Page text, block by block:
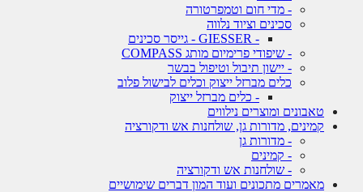
- מדי חום וטמפרטורה
סכינים וציוד נלווה
- שיפודי פרימיום מותג COMPASS
- יישון תיבול וטיפול בבשר
כלים מברזל ייצוק וכלים לבישול פלוב
- כלים מברזל ייצוק
טאבונים ומוצרים נילווים
קמינים, מדורות גן, שולחנות אש ודקורציה
- מדורות גן
- קמינים
- שולחנות אש ודקורציה
מאמרים מתכונים ועוד המון דברים שימושיים